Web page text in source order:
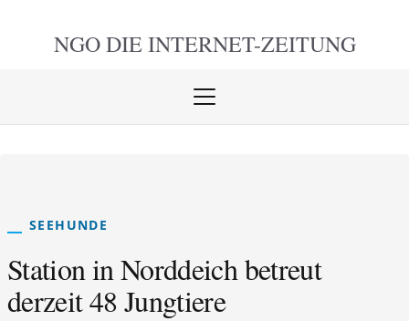
NGO DIE INTERNET-ZEITUNG
Menü
SEEHUNDE
Station in Norddeich betreut
derzeit 48 Jungtiere